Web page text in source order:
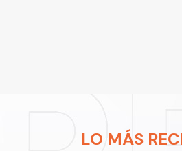
LO MÁS